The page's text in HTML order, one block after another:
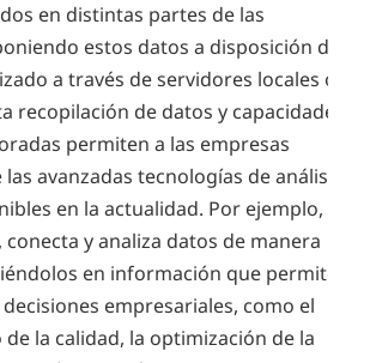
en distintas partes de las
estos datos a disposición del
a través de servidores locales o
recopilación de datos y capacidades
permiten a las empresas
las avanzadas tecnologías de análisis
en la actualidad. Por ejemplo,
conecta y analiza datos de manera
en información que permite
decisiones empresariales, como el
de la calidad, la optimización de la